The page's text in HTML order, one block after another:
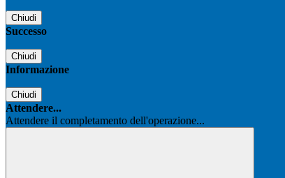
Chiudi
Successo
Chiudi
Informazione
Chiudi
Attendere...
Attendere il completamento dell'operazione...